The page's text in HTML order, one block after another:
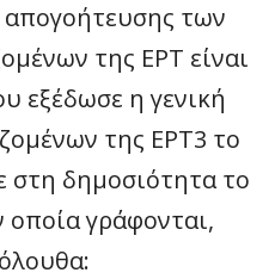
απογοήτευσης των
της ΕΡΤ είναι
εξέδωσε η γενική
της ΕΡΤ3 το
στη δημοσιότητα το
οποία γράφονται,